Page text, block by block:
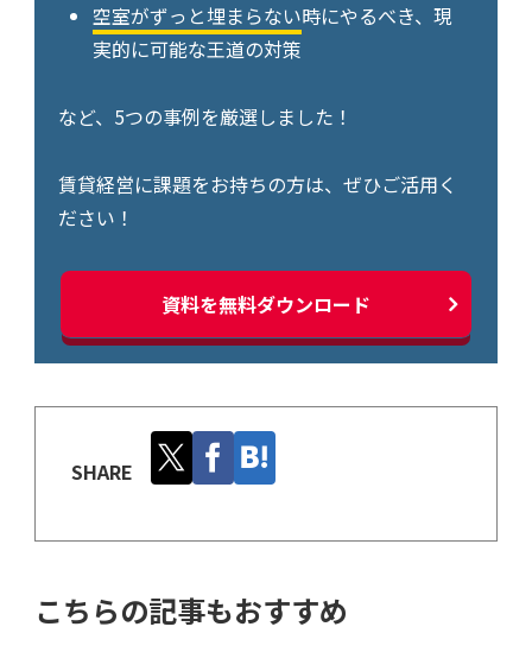
空室がずっと埋まらない時にやるべき、現
実的に可能な王道の対策
など、5つの事例を厳選しました！
賃貸経営に課題をお持ちの方は、ぜひご活用く
ださい！
資料を無料ダウンロード
SHARE
こちらの記事もおすすめ